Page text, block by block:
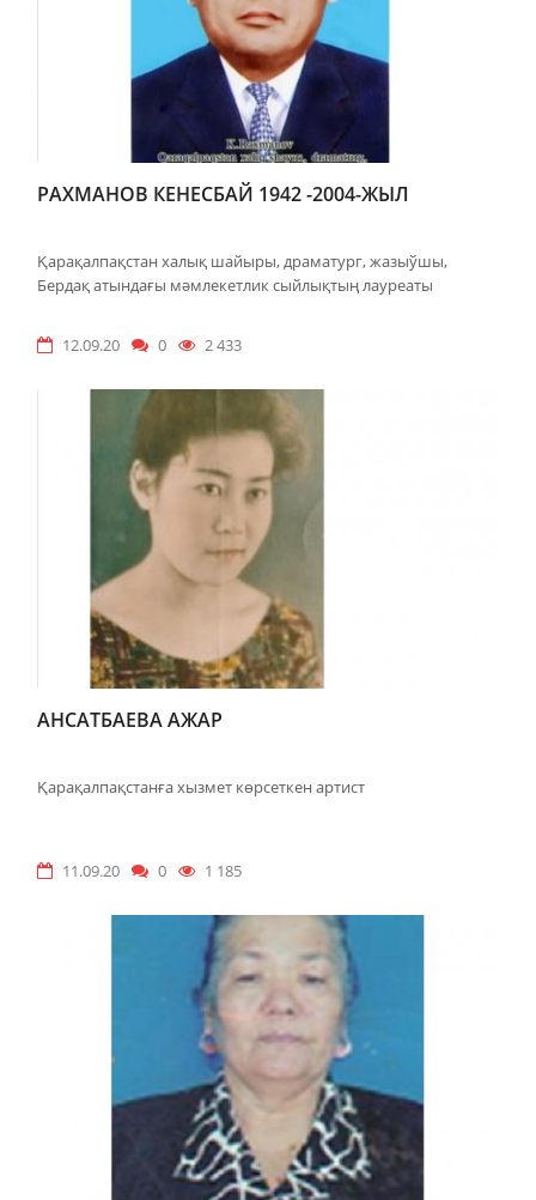
РАХМАНОВ КЕНЕСБАЙ 1942 -2004-ЖЫЛ
Қарақалпақстан халық шайыры, драматург, жазыўшы,
Бердақ атындағы мәмлекетлик сыйлықтың лауреаты
12.09.20 0 2 433
АНСАТБАЕВА АЖАР
Қарақалпақстанға хызмет көрсеткен артист
11.09.20 0 1 185